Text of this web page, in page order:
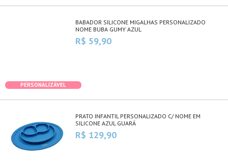
BABADOR SILICONE MIGALHAS PERSONALIZADO
NOME BUBA GUMY AZUL
R$ 59,90
PERSONALIZÁVEL
PRATO INFANTIL PERSONALIZADO C/ NOME EM
SILICONE AZUL GUARÁ
R$ 129,90